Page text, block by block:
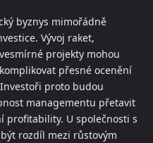
byznys mimořádně
Vývoj raket,
projekty mohou
přesné ocenění
proto budou
managementu přetavit
profitability. U společnosti s
rozdíl mezi růstovým